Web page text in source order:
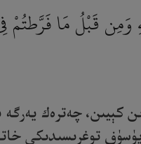
وَمِن قَبْلُ مَا
كېيىن، چەترەك
توغرىسىدىكى